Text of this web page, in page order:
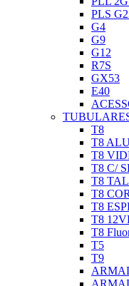
PLS
G4
G9
G12
R7S
GX53
E40
T8
T8
T8
T8 C/
T8
T8
T8
T8
T8
T5
T9